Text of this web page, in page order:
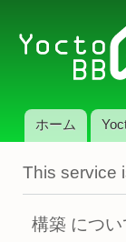
メインメニュー
ホーム
This service
構築 につい